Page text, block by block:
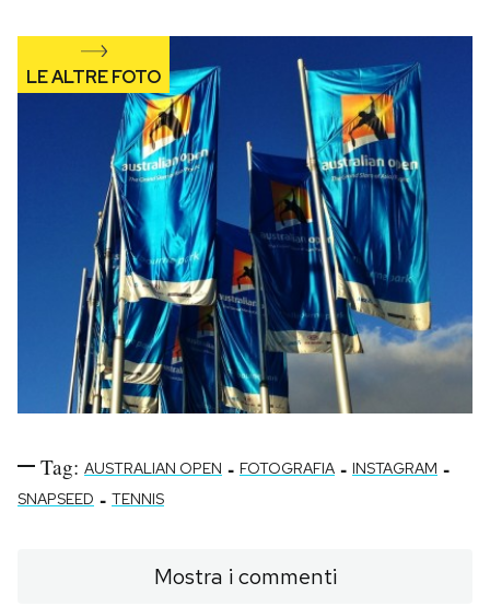
Tag: AUSTRALIAN OPEN - FOTOGRAFIA - INSTAGRAM -
SNAPSEED - TENNIS
Mostra i commenti